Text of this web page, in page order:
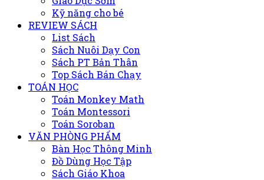
Kỹ năng cho bé
REVIEW SÁCH
List Sách
Sách Nuôi Dạy Con
Sách PT Bản Thân
Top Sách Bán Chạy
TOÁN HỌC
Toán Monkey Math
Toán Montessori
Toán Soroban
VĂN PHÒNG PHẨM
Bàn Học Thông Minh
Đồ Dùng Học Tập
Sách Giáo Khoa